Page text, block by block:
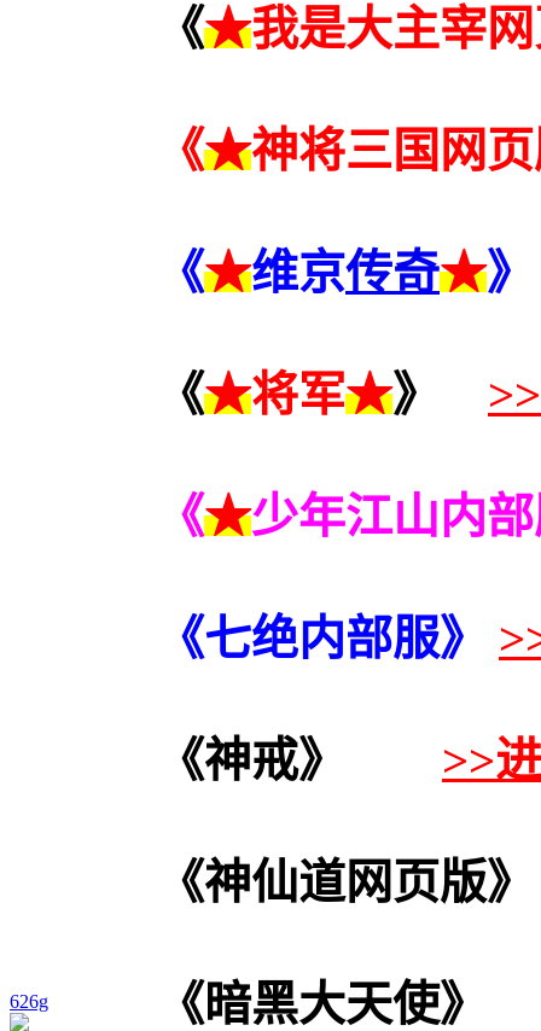
626g
《★我是大主宰
《★神将三国网
《★维京传奇★》
《★将军★》
《★少年江山内
《七绝内部服》
《神戒》 >>
《神仙道网页版》
《暗黑大天使》